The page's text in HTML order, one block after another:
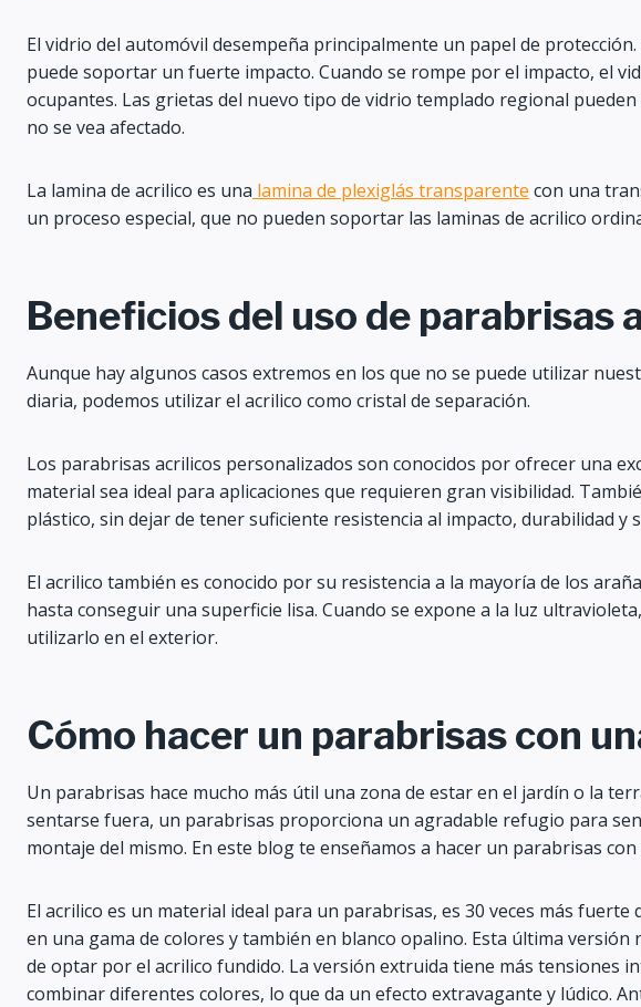
El vidrio del automóvil desempeña principalmente un papel de
puede soportar un fuerte impacto. Cuando se rompe por el impacto, el
ocupantes. Las grietas del nuevo tipo de vidrio templado regional
no se vea afectado.
La lamina de acrilico es una lamina de plexiglás transparente con una
un proceso especial, que no pueden soportar las laminas de acrilico
Beneficios del uso de parabrisas
Aunque hay algunos casos extremos en los que no se puede utilizar
diaria, podemos utilizar el acrilico como cristal de separación.
Los parabrisas acrilicos personalizados son conocidos por ofrecer una
material sea ideal para aplicaciones que requieren gran visibilidad.
plástico, sin dejar de tener suficiente resistencia al impacto, durabilidad y
El acrilico también es conocido por su resistencia a la mayoría de los
hasta conseguir una superficie lisa. Cuando se expone a la luz
utilizarlo en el exterior.
Cómo hacer un parabrisas con
Un parabrisas hace mucho más útil una zona de estar en el jardín o la
sentarse fuera, un parabrisas proporciona un agradable refugio para
montaje del mismo. En este blog te enseñamos a hacer un parabrisas
El acrilico es un material ideal para un parabrisas, es 30 veces más
en una gama de colores y también en blanco opalino. Esta última
de optar por el acrilico fundido. La versión extruida tiene más tensiones
combinar diferentes colores, lo que da un efecto extravagante y lúdico.